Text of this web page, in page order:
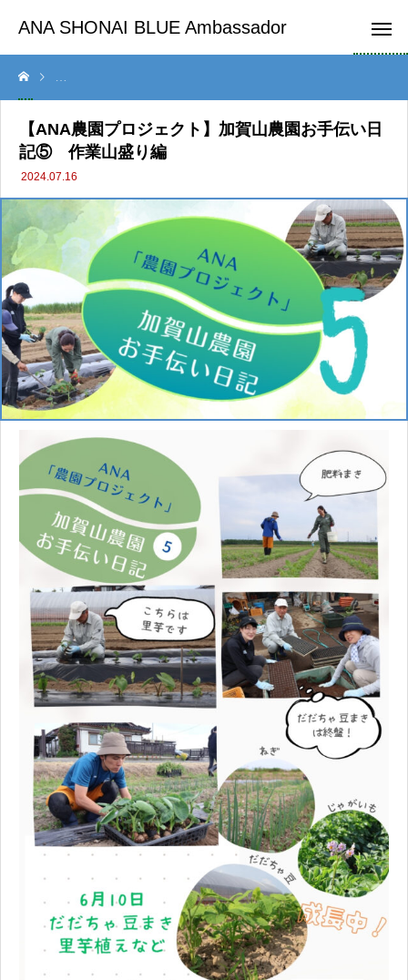
ANA SHONAI BLUE Ambassador
【ANA農園プロジェクト】加賀山農園お手伝い日記⑤ 作業山盛り編
【ANA農園プロジェクト】加賀山農園お手伝い日
記⑤ 作業山盛り編
2024.07.16